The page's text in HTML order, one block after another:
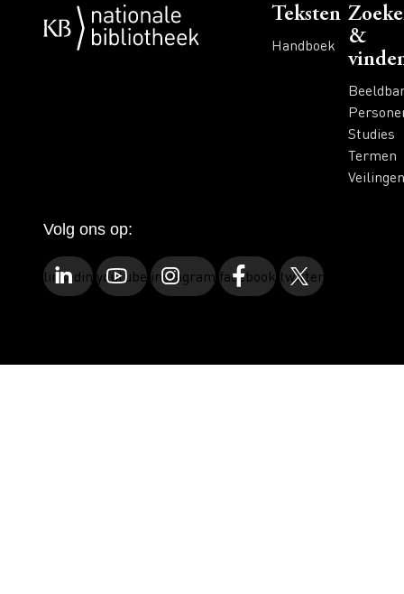
Voet
Teksten
Handboek
&
Studies
Termen
Veilingen
Volg ons op:
linkedinyoutubeinstagramfacebooktwitter